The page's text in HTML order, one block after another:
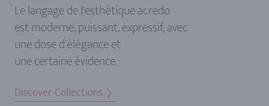
Le langage de l'esthétique acredo
est moderne, puissant, expressif, avec
une dose d'élégance et
une certaine évidence.
Discover Collections